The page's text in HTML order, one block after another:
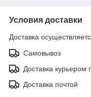
Условия доставки
Доставка
Самовывоз
Доставка курьером
Доставка почтой